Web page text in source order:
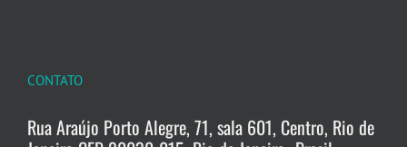
CONTATO
Rua Araújo Porto Alegre, 71, sala 601, Centro, Rio de